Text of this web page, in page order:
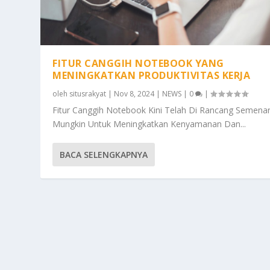
FITUR CANGGIH NOTEBOOK YANG
MENINGKATKAN PRODUKTIVITAS KERJA
oleh situsrakyat | Nov 8, 2024| NEWS | 0 |
Fitur Canggih Notebook Kini Telah Di Rancang
Mungkin Untuk Meningkatkan Kenyamanan Dan...
BACA SELENGKAPNYA